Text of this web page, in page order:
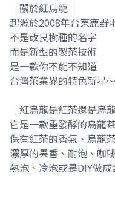
｜關於紅烏龍｜
起源於2008年台東鹿野
不是改良樹種的名字
而是新型的製茶技術
是一款你不能不知道
台灣茶業界的特色新星～
｜紅烏龍是紅茶還是烏
它是一款重發酵的烏龍
保有紅茶的香氣、烏龍
濃厚的果香、耐泡、咖
熱泡、冷泡或是DIY做成